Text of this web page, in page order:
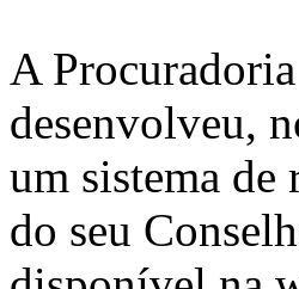
A
desenvolveu,
um sistema de
do seu